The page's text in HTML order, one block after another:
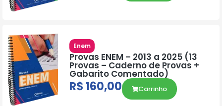
Enem
Provas ENEM – 2013 a 2025 (13
Provas – Caderno de Provas +
Gabarito Comentado)
R$ 160,00 Carrinho